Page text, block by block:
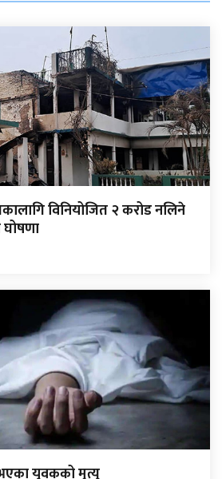
विनियोजित २ करोड नलिने